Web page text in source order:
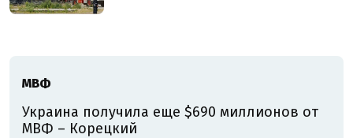
МВФ
Украина получила еще $690 миллионов от
МВФ – Корецкий